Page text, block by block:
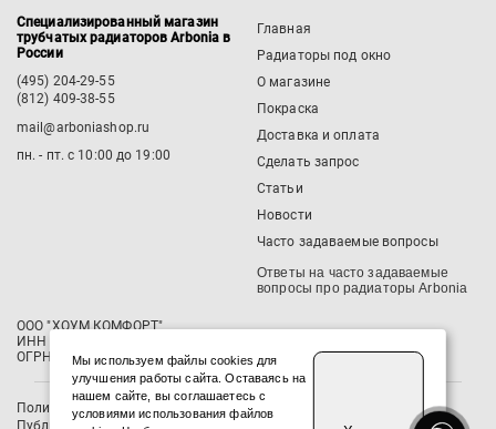
Специализированный магазин
трубчатых радиаторов Arbonia в
России
(495) 204-29-55
(812) 409-38-55
mail@arboniashop.ru
пн. - пт. с 10:00 до 19:00
Главная
Радиаторы под окно
О магазине
Покраска
Доставка и оплата
Сделать запрос
Статьи
Новости
Часто задаваемые вопросы
Ответы на часто задаваемые
вопросы про радиаторы Arbonia
ООО "ХОУМ КОМФОРТ"
‍ИНН 7811788339 / КПП 781101001
ОГРН 1237800065865
Политика конфиденциальности
Публичная оферта
Мы используем файлы cookies для
улучшения работы сайта. Оставаясь на
нашем сайте, вы соглашаетесь с
условиями использования файлов